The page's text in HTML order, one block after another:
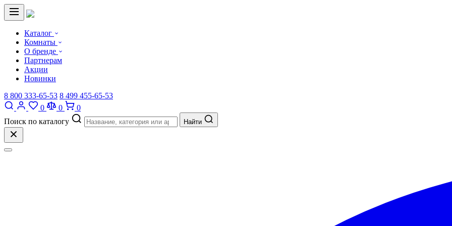
Каталог
Комнаты
О бренде
Партнерам
Акции
Новинки
8 800 333-65-53 8 499 455-65-53
0
0
0
Поиск по каталогу
Найти